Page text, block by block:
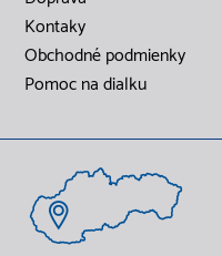
Kontaky
Obchodné podmienky
Pomoc na dialku